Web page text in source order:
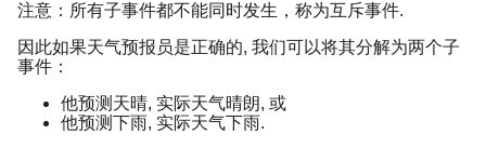
注意：所有子事件都不能同时发生，称为互斥事件.
因此如果天气预报员是正确的, 我们可以将其分解为两个子
事件：
他预测天晴, 实际天气晴朗, 或
他预测下雨, 实际天气下雨.